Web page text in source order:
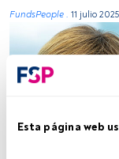
Esta página web
FundsPeople . 11 julio 2025